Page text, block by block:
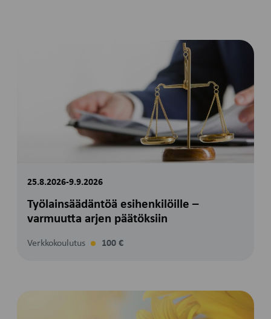
25.8.2026-9.9.2026
Työlainsäädäntöä esihenkilöille –
varmuutta arjen päätöksiin
Verkkokoulutus 100 €